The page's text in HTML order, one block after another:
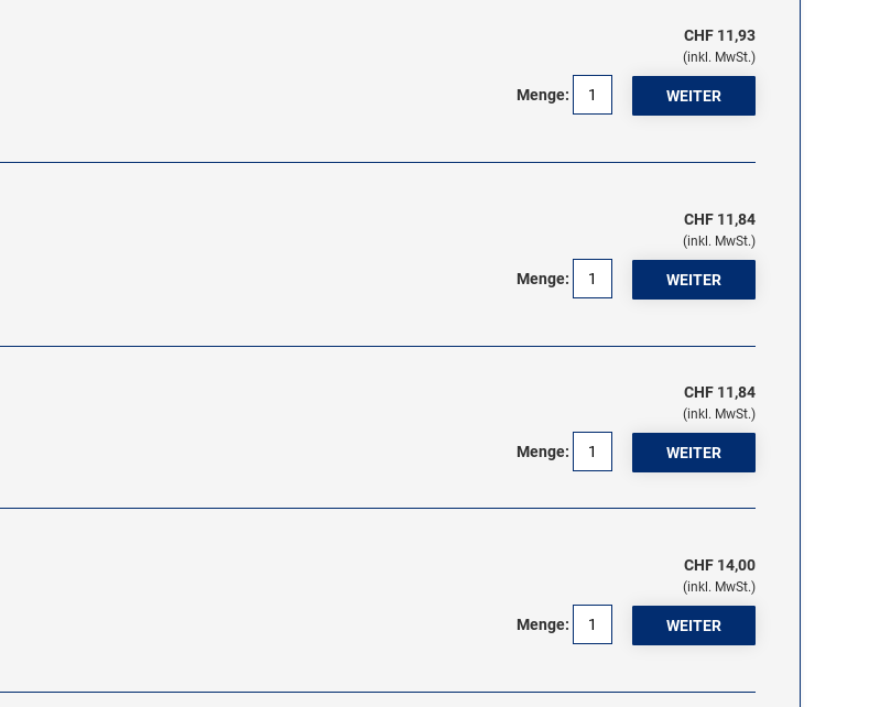
CHF 11,93
(inkl. MwSt.)
Menge:
CHF 11,84
(inkl. MwSt.)
Menge:
CHF 11,84
(inkl. MwSt.)
Menge:
CHF 14,00
(inkl. MwSt.)
Menge: